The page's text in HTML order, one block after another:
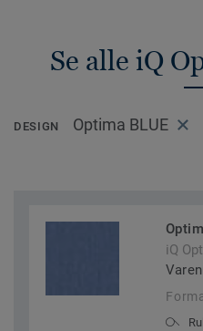
Se alle iQ
DESIGN Optima BLUE
iQ